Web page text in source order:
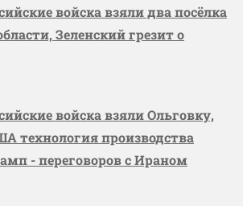
войска взяли два посёлка
Зеленский грезит о
войска взяли Ольговку,
технология производства
- переговоров с Ираном